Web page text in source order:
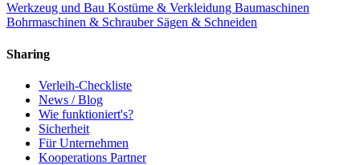
Werkzeug und Bau Kostüme & Verkleidung Baumaschinen
Bohrmaschinen & Schrauber Sägen & Schneiden
Sharing
Verleih-Checkliste
News / Blog
Wie funktioniert's?
Sicherheit
Für Unternehmen
Kooperations Partner